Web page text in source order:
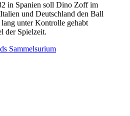
in Spanien soll Dino Zoff im
und Deutschland den Ball
unter Kontrolle gehabt
der Spielzeit.
Sammelsurium